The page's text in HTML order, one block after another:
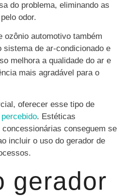
do problema, eliminando as
odor.
ozônio automotivo também
sistema de ar-condicionado e
melhora a qualidade do ar e
mais agradável para o
oferecer esse tipo de
. Estéticas
conseguem se
incluir o uso do gerador de
gerador